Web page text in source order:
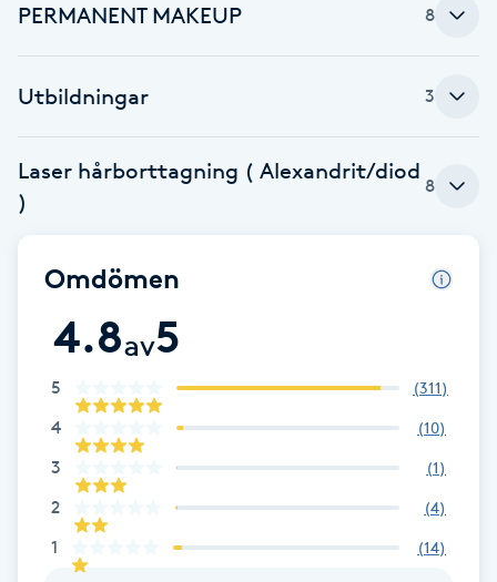
Celluliter
Color correction
Cryoterapi
Damklippning
Dermapen
Diamantslipning
Enzympeeling
Extensions
PERMANENT MAKEUP 8
Utbildningar 3
Laser hårborttagning ( Alexandrit/diod
)
8
Omdömen
4.8av5
5 (311)
4 (10)
3 (1)
2 (4)
1 (14)